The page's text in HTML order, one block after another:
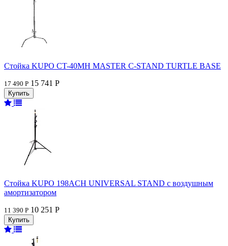
Стойка KUPO CT-40MH MASTER C-STAND TURTLE BASE
17 490 Р 15 741 Р
Стойка KUPO 198ACH UNIVERSAL STAND с воздушным
амортизатором
11 390 Р 10 251 Р